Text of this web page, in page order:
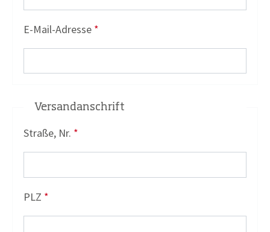
E-Mail-Adresse *
Versandanschrift
Straße, Nr. *
PLZ *